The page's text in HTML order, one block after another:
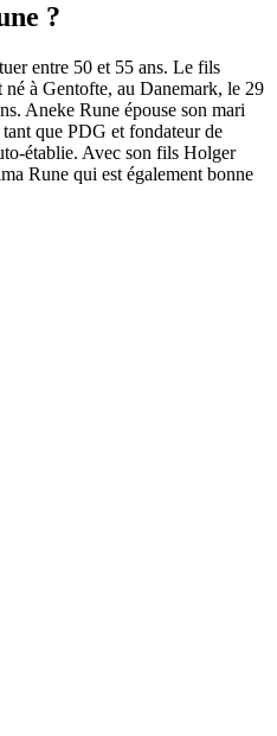
?
entre 50 et 55 ans. Le fils
à Gentofte, au Danemark, le 29
Aneke Rune épouse son mari
que PDG et fondateur de
établie. Avec son fils Holger
Rune qui est également bonne